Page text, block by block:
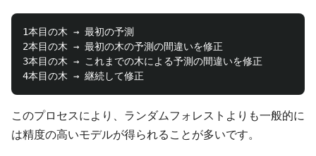
1本目の木 → 最初の予測
2本目の木 → 最初の木の予測の間違いを修正
3本目の木 → これまでの木による予測の間違いを修正
このプロセスにより、ランダムフォレストよりも一般的に
は精度の高いモデルが得られることが多いです。